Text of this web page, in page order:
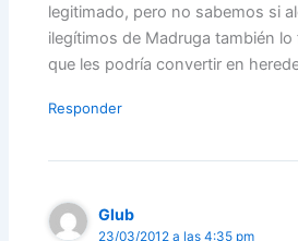
legitimado, pero no sabemos si
ilegítimos de Madruga también lo
que les podría convertir en
Responder
Glub
23/03/2012 a las 4:35 pm